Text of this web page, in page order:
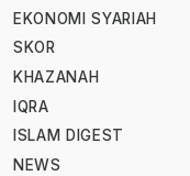
EKONOMI SYARIAH
SKOR
KHAZANAH
IQRA
ISLAM DIGEST
NEWS